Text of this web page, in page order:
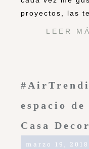
proyectos, las
LEER
espacio
Casa Decor
marzo 19, 2018